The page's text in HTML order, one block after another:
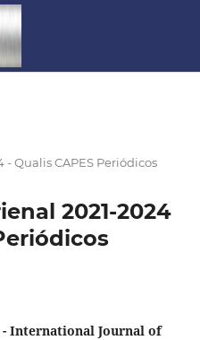
Qualis CAPES Periódicos
2021-2024
International Journal of